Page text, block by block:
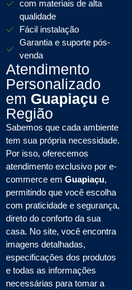
com materiais de alta
qualidade
Fácil instalação
Garantia e suporte pós-
venda
Atendimento
Personalizado
em Guapiaçu e
Região
Sabemos que cada ambiente
tem sua própria necessidade.
Por isso, oferecemos
atendimento exclusivo por e-
commerce em Guapiaçu,
permitindo que você escolha
com praticidade e segurança,
direto do conforto da sua
casa. No site, você encontra
imagens detalhadas,
especificações dos produtos
e todas as informações
necessárias para tomar a